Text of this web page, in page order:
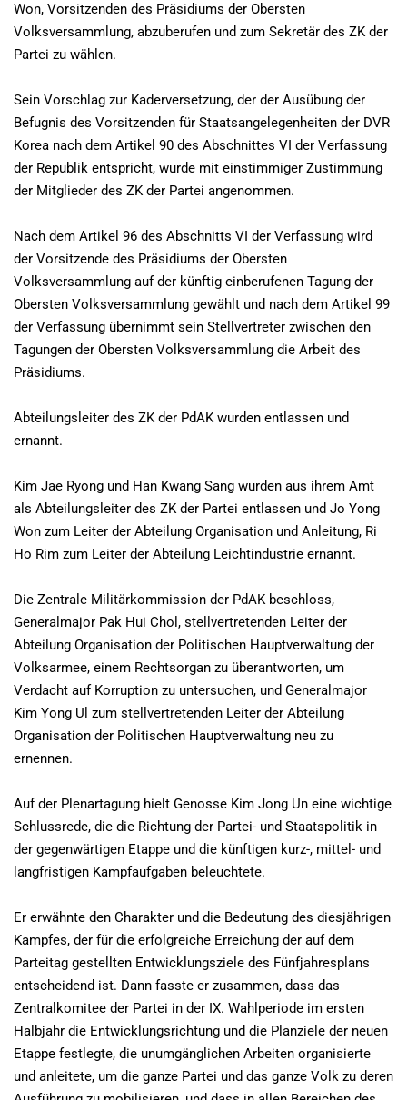
Won, Vorsitzenden des Präsidiums der Obersten
Volksversammlung, abzuberufen und zum Sekretär des ZK der
Partei zu wählen.
Sein Vorschlag zur Kaderversetzung, der der Ausübung der
Befugnis des Vorsitzenden für Staatsangelegenheiten der DVR
Korea nach dem Artikel 90 des Abschnittes VI der Verfassung
der Republik entspricht, wurde mit einstimmiger Zustimmung
der Mitglieder des ZK der Partei angenommen.
Nach dem Artikel 96 des Abschnitts VI der Verfassung wird
der Vorsitzende des Präsidiums der Obersten
Volksversammlung auf der künftig einberufenen Tagung der
Obersten Volksversammlung gewählt und nach dem Artikel 99
der Verfassung übernimmt sein Stellvertreter zwischen den
Tagungen der Obersten Volksversammlung die Arbeit des
Präsidiums.
Abteilungsleiter des ZK der PdAK wurden entlassen und
ernannt.
Kim Jae Ryong und Han Kwang Sang wurden aus ihrem Amt
als Abteilungsleiter des ZK der Partei entlassen und Jo Yong
Won zum Leiter der Abteilung Organisation und Anleitung, Ri
Ho Rim zum Leiter der Abteilung Leichtindustrie ernannt.
Die Zentrale Militärkommission der PdAK beschloss,
Generalmajor Pak Hui Chol, stellvertretenden Leiter der
Abteilung Organisation der Politischen Hauptverwaltung der
Volksarmee, einem Rechtsorgan zu überantworten, um
Verdacht auf Korruption zu untersuchen, und Generalmajor
Kim Yong Ul zum stellvertretenden Leiter der Abteilung
Organisation der Politischen Hauptverwaltung neu zu
ernennen.
Auf der Plenartagung hielt Genosse Kim Jong Un eine wichtige
Schlussrede, die die Richtung der Partei- und Staatspolitik in
der gegenwärtigen Etappe und die künftigen kurz-, mittel- und
langfristigen Kampfaufgaben beleuchtete.
Er erwähnte den Charakter und die Bedeutung des diesjährigen
Kampfes, der für die erfolgreiche Erreichung der auf dem
Parteitag gestellten Entwicklungsziele des Fünfjahresplans
entscheidend ist. Dann fasste er zusammen, dass das
Zentralkomitee der Partei in der IX. Wahlperiode im ersten
Halbjahr die Entwicklungsrichtung und die Planziele der neuen
Etappe festlegte, die unumgänglichen Arbeiten organisierte
und anleitete, um die ganze Partei und das ganze Volk zu deren